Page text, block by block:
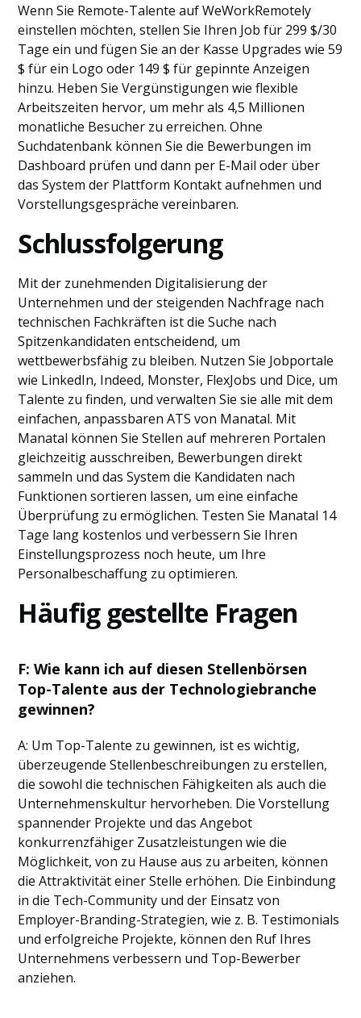
Wenn Sie Remote-Talente auf WeWorkRemotely
einstellen möchten, stellen Sie Ihren Job für 299 $/30
Tage ein und fügen Sie an der Kasse Upgrades wie 59
$ für ein Logo oder 149 $ für gepinnte Anzeigen
hinzu. Heben Sie Vergünstigungen wie flexible
Arbeitszeiten hervor, um mehr als 4,5 Millionen
monatliche Besucher zu erreichen. Ohne
Suchdatenbank können Sie die Bewerbungen im
Dashboard prüfen und dann per E-Mail oder über
das System der Plattform Kontakt aufnehmen und
Vorstellungsgespräche vereinbaren.
Schlussfolgerung
Mit der zunehmenden Digitalisierung der
Unternehmen und der steigenden Nachfrage nach
technischen Fachkräften ist die Suche nach
Spitzenkandidaten entscheidend, um
wettbewerbsfähig zu bleiben. Nutzen Sie Jobportale
wie LinkedIn, Indeed, Monster, FlexJobs und Dice, um
Talente zu finden, und verwalten Sie sie alle mit dem
einfachen, anpassbaren ATS von Manatal. Mit
Manatal können Sie Stellen auf mehreren Portalen
gleichzeitig ausschreiben, Bewerbungen direkt
sammeln und das System die Kandidaten nach
Funktionen sortieren lassen, um eine einfache
Überprüfung zu ermöglichen. Testen Sie Manatal 14
Tage lang kostenlos und verbessern Sie Ihren
Einstellungsprozess noch heute, um Ihre
Personalbeschaffung zu optimieren.
Häufig gestellte Fragen
F: Wie kann ich auf diesen Stellenbörsen
Top-Talente aus der Technologiebranche
gewinnen?
A: Um Top-Talente zu gewinnen, ist es wichtig,
überzeugende Stellenbeschreibungen zu erstellen,
die sowohl die technischen Fähigkeiten als auch die
Unternehmenskultur hervorheben. Die Vorstellung
spannender Projekte und das Angebot
konkurrenzfähiger Zusatzleistungen wie die
Möglichkeit, von zu Hause aus zu arbeiten, können
die Attraktivität einer Stelle erhöhen. Die Einbindung
in die Tech-Community und der Einsatz von
Employer-Branding-Strategien, wie z. B. Testimonials
und erfolgreiche Projekte, können den Ruf Ihres
Unternehmens verbessern und Top-Bewerber
anziehen.